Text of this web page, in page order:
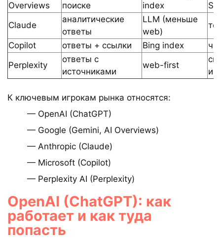
Overviews
поиске
index
Claude
аналитические
ответы
LLM (меньше
web)
Copilot ответы + ссылки Bing index
Perplexity
ответы с
источниками
web-first
К ключевым игрокам рынка относятся:
— OpenAI (ChatGPT)
— Google (Gemini, AI Overviews)
— Anthropic (Claude)
— Microsoft (Copilot)
— Perplexity AI (Perplexity)
OpenAI (ChatGPT): как
работает и как туда
попасть